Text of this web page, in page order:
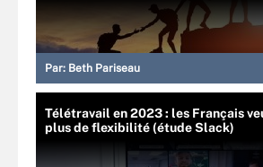
Par: Beth Pariseau
Télétravail en 2023 : les Français
plus de flexibilité (étude Slack)